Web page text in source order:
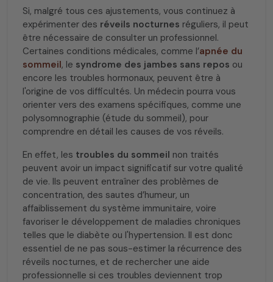
Si, malgré tous ces ajustements, vous continuez à
expérimenter des réveils nocturnes réguliers, il peut
être nécessaire de consulter un professionnel.
Certaines conditions médicales, comme l’apnée du
sommeil, le syndrome des jambes sans repos ou
encore les troubles hormonaux, peuvent être à
l'origine de vos difficultés. Un médecin pourra vous
orienter vers des examens spécifiques, comme une
polysomnographie (étude du sommeil), pour
comprendre en détail les causes de vos réveils.
En effet, les troubles du sommeil non traités
peuvent avoir un impact significatif sur votre qualité
de vie. Ils peuvent entraîner des problèmes de
concentration, des sautes d’humeur, un
affaiblissement du système immunitaire, voire
favoriser le développement de maladies chroniques
telles que le diabète ou l'hypertension. Il est donc
essentiel de ne pas sous-estimer la récurrence des
réveils nocturnes, et de rechercher une aide
professionnelle si ces troubles deviennent trop